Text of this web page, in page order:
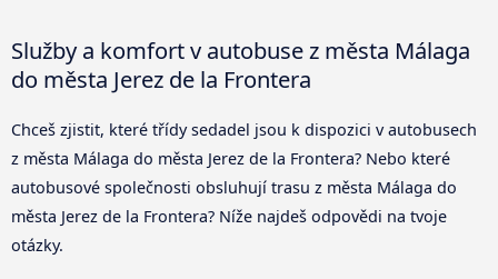
Služby a komfort v autobuse z města Málaga
do města Jerez de la Frontera
Chceš zjistit, které třídy sedadel jsou k dispozici v autobusech
z města Málaga do města Jerez de la Frontera? Nebo které
autobusové společnosti obsluhují trasu z města Málaga do
města Jerez de la Frontera? Níže najdeš odpovědi na tvoje
otázky.